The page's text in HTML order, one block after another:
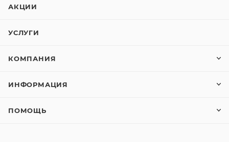
АКЦИИ
УСЛУГИ
КОМПАНИЯ
ИНФОРМАЦИЯ
ПОМОЩЬ